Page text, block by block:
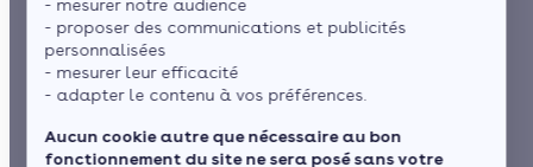
- mesurer notre audience
- proposer des communications et publicités
personnalisées
- mesurer leur efficacité
- adapter le contenu à vos préférences.
Aucun cookie autre que nécessaire au bon
fonctionnement du site ne sera posé sans votre
naturel
Romane Saget 4 min de lecture